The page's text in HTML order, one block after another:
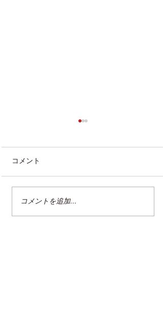
職業人講話「働く」何か
（10/4 高松市）
コメント
コメントを追加…